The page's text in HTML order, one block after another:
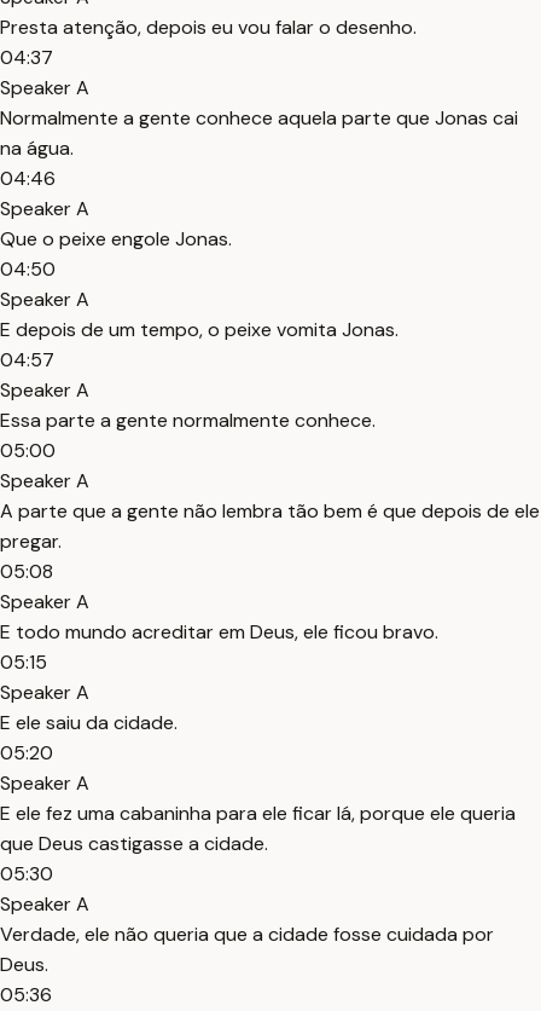
Presta atenção, depois eu vou falar o desenho.
04:37
Speaker A
Normalmente a gente conhece aquela parte que Jonas cai
na água.
04:46
Speaker A
Que o peixe engole Jonas.
04:50
Speaker A
E depois de um tempo, o peixe vomita Jonas.
04:57
Speaker A
Essa parte a gente normalmente conhece.
05:00
Speaker A
A parte que a gente não lembra tão bem é que depois de ele
pregar.
05:08
Speaker A
E todo mundo acreditar em Deus, ele ficou bravo.
05:15
Speaker A
E ele saiu da cidade.
05:20
Speaker A
E ele fez uma cabaninha para ele ficar lá, porque ele queria
que Deus castigasse a cidade.
05:30
Speaker A
Verdade, ele não queria que a cidade fosse cuidada por
Deus.
05:36